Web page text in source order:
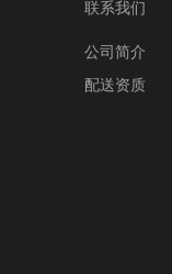
联系我们
公司简介
配送资质